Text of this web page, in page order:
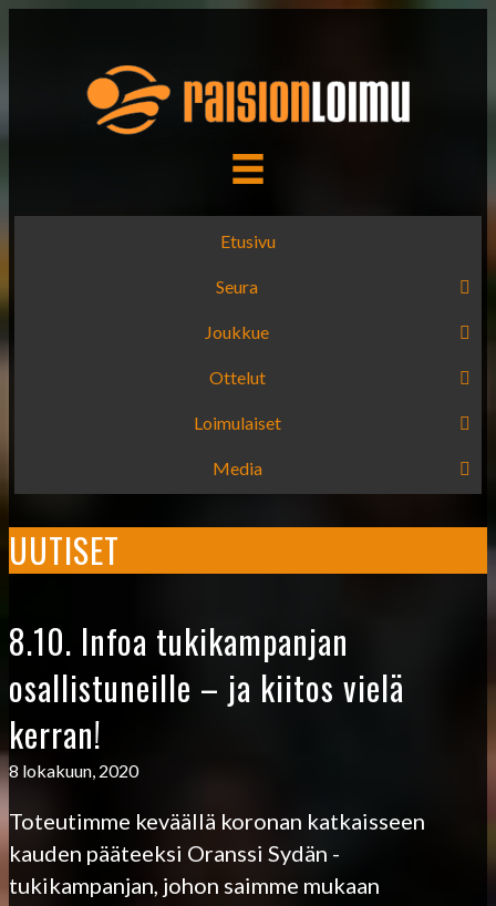
Etusivu
Seura
Joukkue
Ottelut
Loimulaiset
Media
UUTISET
8.10. Infoa tukikampanjan
osallistuneille – ja kiitos vielä
kerran!
8 lokakuun, 2020
Toteutimme keväällä koronan katkaisseen
kauden pääteeksi Oranssi Sydän -
tukikampanjan, johon saimme mukaan